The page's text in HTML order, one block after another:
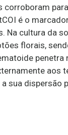
corroboram
é o
Na cultura da
florais,
aos
sua dispersão